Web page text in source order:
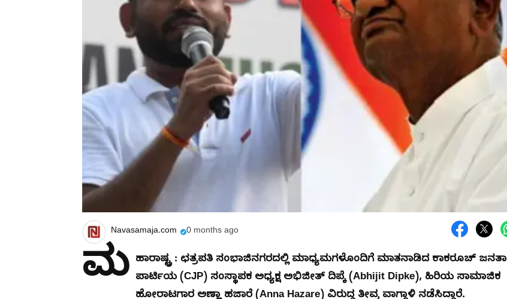
Navasamaja.com 0 months ago
ಮ ಹಾರಾಷ್ಟ್ರ : ಛತ್ರಪತಿ ಸಂಭಾಜಿನಗರದಲ್ಲಿ ಮಾಧ್ಯಮಗಳೊಂದಿಗೆ ಮಾತನಾಡಿದ ಕಾಕರೂಚ್ ಜನತಾ
ಪಾರ್ಟಿಯ (CJP) ಸಂಸ್ಥಾಪಕ ಅಧ್ಯಕ್ಷ ಅಭಿಜೀತ್ ದಿಪ್ಕೆ (Abhijit Dipke), ಹಿರಿಯ ಸಾಮಾಜಿಕ
ಹೋರಾಟಗಾರ ಅಣ್ಣಾ ಹಜಾರೆ (Anna Hazare) ವಿರುದ್ಧ ತೀವ್ರ ವಾಗ್ದಾಳಿ ನಡೆಸಿದ್ದಾರೆ.